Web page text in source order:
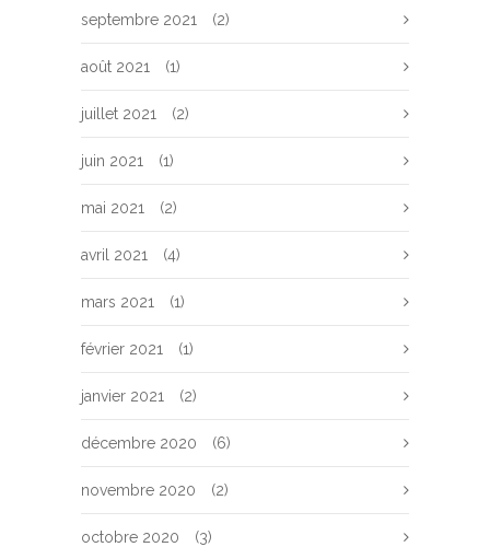
septembre 2021 (2)
août 2021 (1)
juillet 2021 (2)
juin 2021 (1)
mai 2021 (2)
avril 2021 (4)
mars 2021 (1)
février 2021 (1)
janvier 2021 (2)
décembre 2020 (6)
novembre 2020 (2)
octobre 2020 (3)